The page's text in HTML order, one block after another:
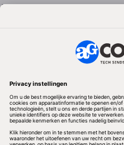
Adverteren
Volg ons
Redactionele partner